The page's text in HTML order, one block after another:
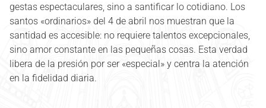
gestas espectaculares, sino a santificar lo cotidiano. Los
santos «ordinarios» del 4 de abril nos muestran que la
santidad es accesible: no requiere talentos excepcionales,
sino amor constante en las pequeñas cosas. Esta verdad
libera de la presión por ser «especial» y centra la atención
en la fidelidad diaria.